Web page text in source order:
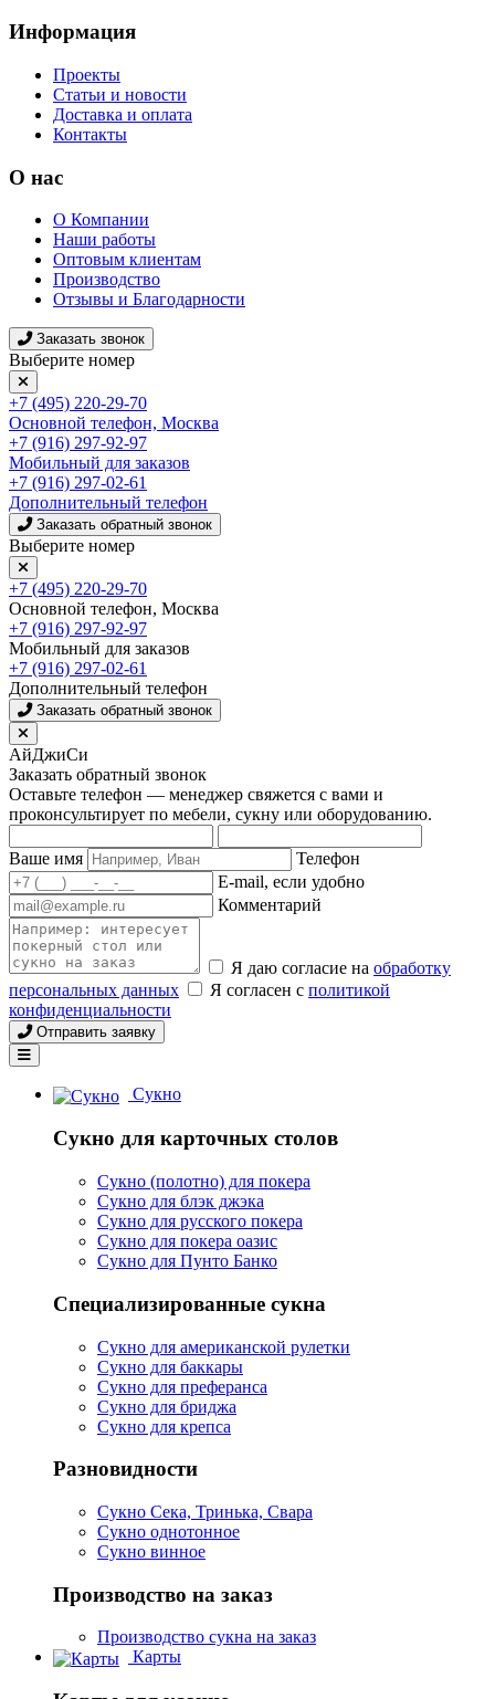
Информация
Проекты
Статьи и новости
Доставка и оплата
Контакты
О нас
О Компании
Наши работы
Оптовым клиентам
Производство
Отзывы и Благодарности
Заказать звонок
Выберите номер
+7 (495) 220-29-70
Основной телефон, Москва
+7 (916) 297-92-97
Мобильный для заказов
+7 (916) 297-02-61
Дополнительный телефон
Заказать обратный звонок
Выберите номер
+7 (495) 220-29-70
Основной телефон, Москва
+7 (916) 297-92-97
Мобильный для заказов
+7 (916) 297-02-61
Дополнительный телефон
Заказать обратный звонок
АйДжиСи
Заказать обратный звонок
Оставьте телефон — менеджер свяжется с вами и
проконсультирует по мебели, сукну или оборудованию.
Ваше имя
Телефон
E-mail, если удобно
Комментарий
Я даю согласие на обработку
персональных данных
Я согласен с политикой
конфиденциальности
Отправить заявку
Сукно
Сукно для карточных столов
Сукно (полотно) для покера
Сукно для блэк джэка
Сукно для русского покера
Сукно для покера оазис
Сукно для Пунто Банко
Специализированные сукна
Сукно для американской рулетки
Сукно для баккары
Сукно для преферанса
Сукно для бриджа
Сукно для крепса
Разновидности
Сукно Сека, Тринька, Свара
Сукно однотонное
Сукно винное
Производство на заказ
Производство сукна на заказ
Карты